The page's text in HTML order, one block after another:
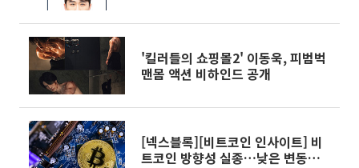
'킬러들의 쇼핑몰2' 이동욱, 피범벅
맨몸 액션 비하인드 공개
[넥스블록][비트코인 인사이트] 비
트코인 방향성 실종…낮은 변동성에